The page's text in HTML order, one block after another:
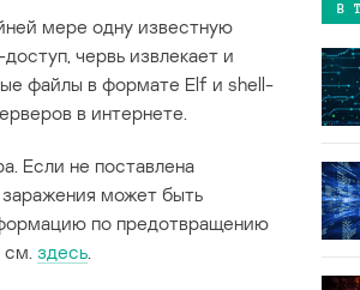
мере одну известную
червь извлекает и
файлы в формате Elf и shell-
в интернете.
Если не поставлена
заражения может быть
по предотвращению
см.здесь.
В